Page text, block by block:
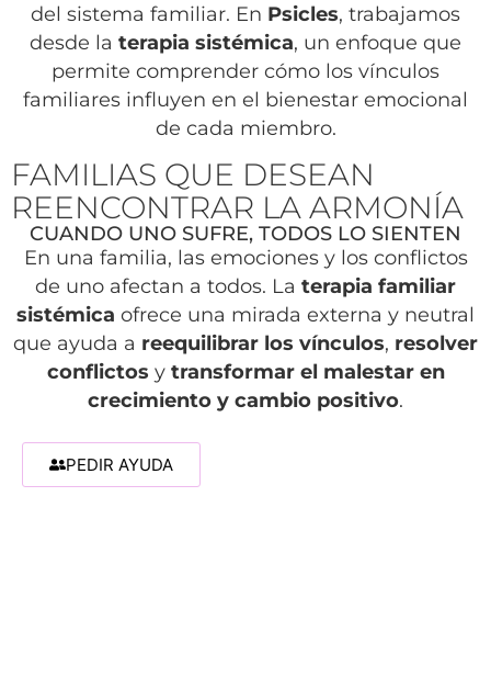
del sistema familiar. En Psicles, trabajamos
desde la terapia sistémica, un enfoque que
permite comprender cómo los vínculos
familiares influyen en el bienestar emocional
de cada miembro.
FAMILIAS QUE DESEAN
REENCONTRAR LA ARMONÍA
CUANDO UNO SUFRE, TODOS LO SIENTEN
En una familia, las emociones y los conflictos
de uno afectan a todos. La terapia familiar
sistémica ofrece una mirada externa y neutral
que ayuda a reequilibrar los vínculos, resolver
conflictos y transformar el malestar en
crecimiento y cambio positivo.
PEDIR AYUDA